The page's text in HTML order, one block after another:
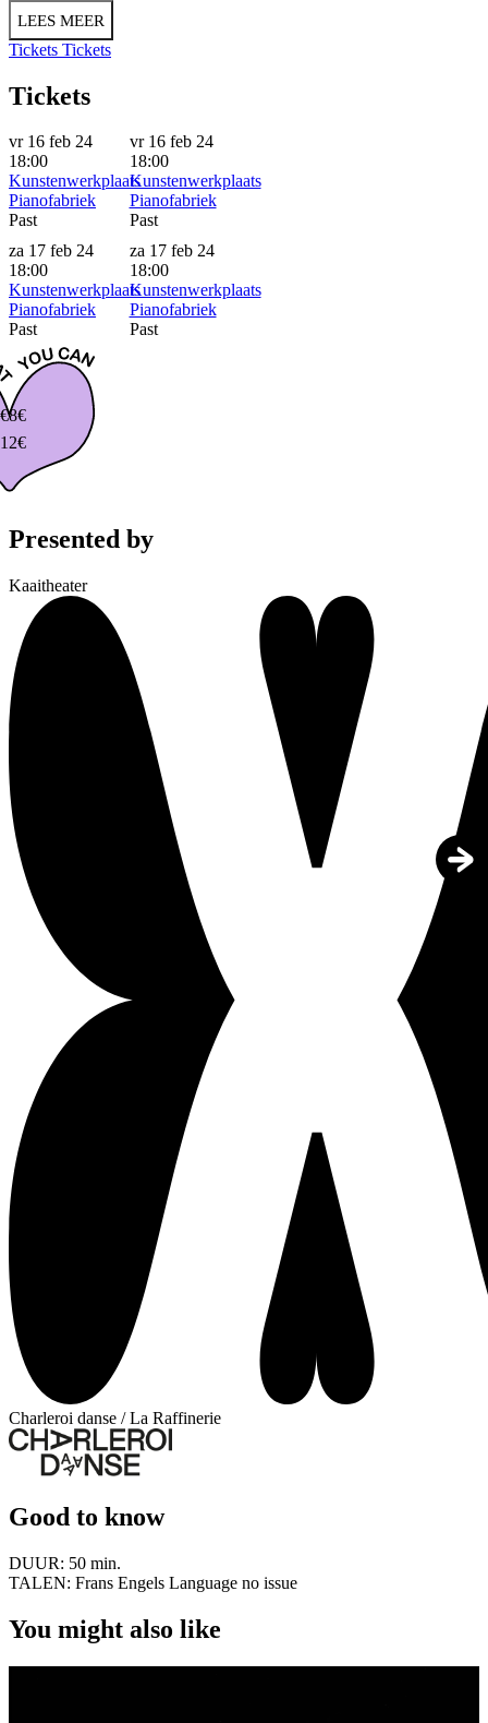
LEES MEER
Tickets Tickets
Tickets
vr 16 feb 24
18:00
Kunstenwerkplaats
Pianofabriek
Past
vr 16 feb 24
18:00
Kunstenwerkplaats
Pianofabriek
Past
za 17 feb 24
18:00
Kunstenwerkplaats
Pianofabriek
Past
za 17 feb 24
18:00
Kunstenwerkplaats
Pianofabriek
Past
8€
Presented by
Kaaitheater
Charleroi danse / La Raffinerie
Good to know
DUUR: 50 min.
TALEN: Frans Engels Language no issue
You might also like